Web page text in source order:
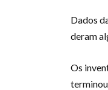
Dados
deram
Os